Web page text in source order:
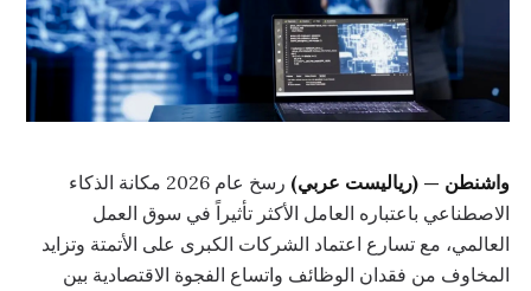
واشنطن — (رياليست عربي)
رسخ عام 2026 مكانة الذكاء
الاصطناعي باعتباره العامل الأكثر تأثيراً في سوق العمل
العالمي، مع تسارع اعتماد الشركات الكبرى على الأتمتة وتزايد
المخاوف من فقدان الوظائف واتساع الفجوة الاقتصادية بين